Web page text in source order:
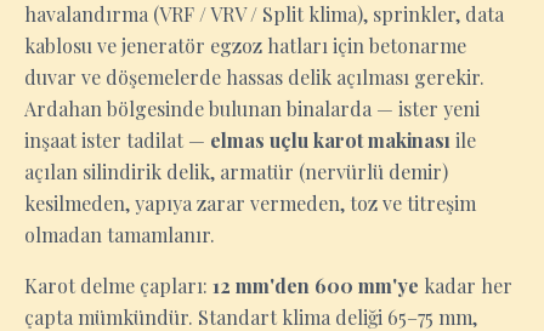
havalandırma (VRF / VRV / Split klima), sprinkler, data
kablosu ve jeneratör egzoz hatları için betonarme
duvar ve döşemelerde hassas delik açılması gerekir.
Ardahan bölgesinde bulunan binalarda — ister yeni
inşaat ister tadilat — elmas uçlu karot makinası ile
açılan silindirik delik, armatür (nervürlü demir)
kesilmeden, yapıya zarar vermeden, toz ve titreşim
olmadan tamamlanır.
Karot delme çapları: 12 mm'den 600 mm'ye kadar her
çapta mümkündür. Standart klima deliği 65–75 mm,